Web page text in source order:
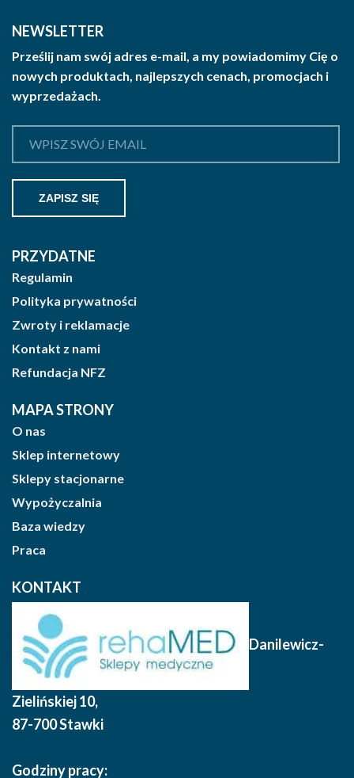
NEWSLETTER
Prześlij nam swój adres e-mail, a my powiadomimy Cię o
nowych produktach, najlepszych cenach, promocjach i
wyprzedażach.
PRZYDATNE
Regulamin
Polityka prywatności
Zwroty i reklamacje
Kontakt z nami
Refundacja NFZ
MAPA STRONY
O nas
Sklep internetowy
Sklepy stacjonarne
Wypożyczalnia
Baza wiedzy
Praca
KONTAKT
Danilewicz-
Zielińskiej 10,
87-700 Stawki
Godziny pracy: